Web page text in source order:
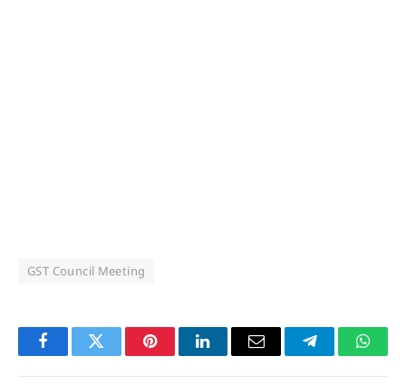
GST Council Meeting
FacebookTwitter PinterestLinkedInEmail Telegram